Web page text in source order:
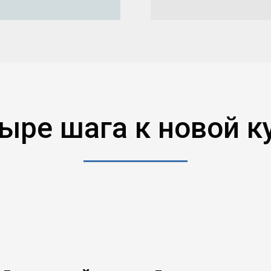
шага к новой